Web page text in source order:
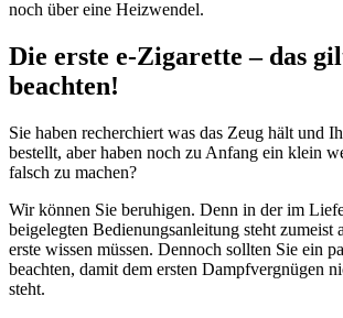
noch über eine Heizwendel.
Die erste e-Zigarette – das
beachten!
Sie haben recherchiert was das Zeug hält und
bestellt, aber haben noch zu Anfang ein klein
falsch zu machen?
Wir können Sie beruhigen. Denn in der im
beigelegten Bedienungsanleitung steht zumeist
erste wissen müssen. Dennoch sollten Sie ein
beachten, damit dem ersten Dampfvergnügen
steht.